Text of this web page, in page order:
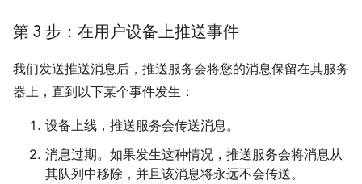
第 3 步：在用户设备上推送事件
我们发送推送消息后，推送服务会将您的消息保留在其服务
器上，直到以下某个事件发生：
设备上线，推送服务会传送消息。
消息过期。如果发生这种情况，推送服务会将消息从
其队列中移除，并且该消息将永远不会传送。